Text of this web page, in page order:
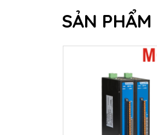
Baud Rate
Data Format
Protocol
SẢN PHẨM